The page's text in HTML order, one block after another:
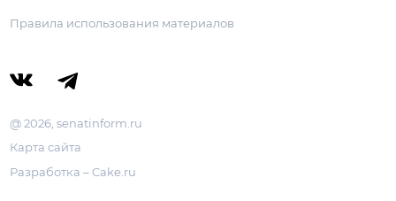
Правила использования материалов
@ 2026, senatinform.ru
Карта сайта
Разработка – Cake.ru